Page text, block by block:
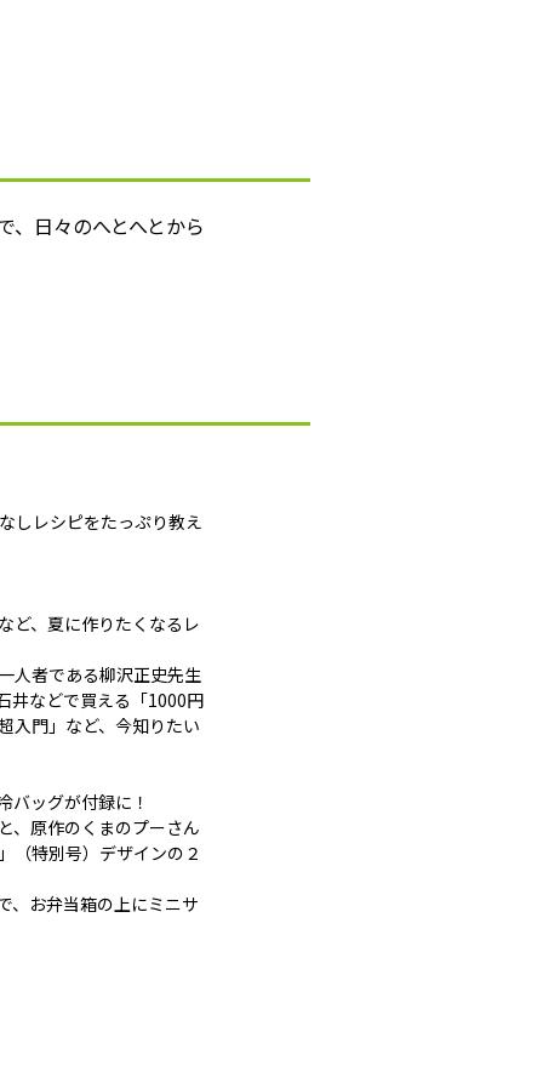
、日々のへとへとから
しレシピをたっぷり教え
ど、夏に作りたくなるレ
人者である柳沢正史先生
井などで買える「1000円
入門」など、今知りたい
バッグが付録に！
、原作のくまのプーさん
（特別号）デザインの２
、お弁当箱の上にミニサ